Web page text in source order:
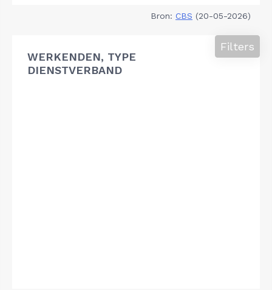
Bron: CBS (20-05-2026)
WERKENDEN, TYPE
DIENSTVERBAND
Filters